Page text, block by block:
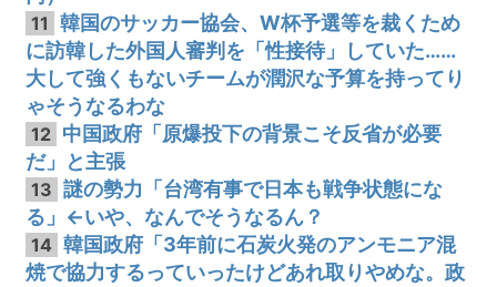
11
韓国のサッカー協会、W杯予選等を裁くため
に訪韓した外国人審判を「性接待」していた……
大して強くもないチームが潤沢な予算を持ってり
ゃそうなるわな
12 中国政府「原爆投下の背景こそ反省が必要
だ」と主張
13 謎の勢力「台湾有事で日本も戦争状態にな
る」←いや、なんでそうなるん？
14 韓国政府「3年前に石炭火発のアンモニア混
焼で協力するっていったけどあれ取りやめな。政